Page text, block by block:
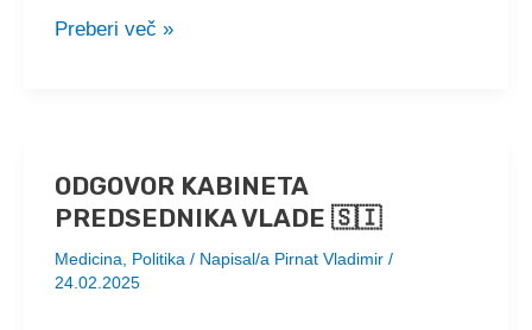
Pfizer
bi
zakopal
o
Preberi več »
ODGOVOR KABINETA
PREDSEDNIKA VLADE 🇸🇮
Medicina Politika / Napisal/a Pirnat Vladimir /
24.02.2025